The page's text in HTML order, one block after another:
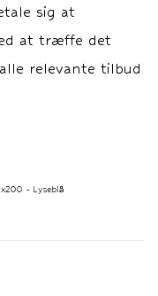
sig at
at træffe det
relevante tilbud
- Lyseblå